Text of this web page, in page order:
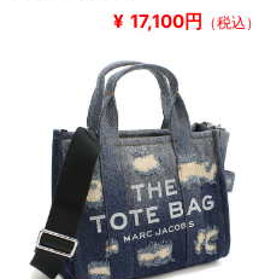
¥ 17,100円 （税込）